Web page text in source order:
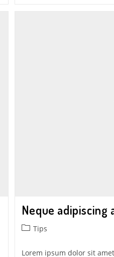
Neque adipiscing
Tips
Lorem ipsum dolor sit